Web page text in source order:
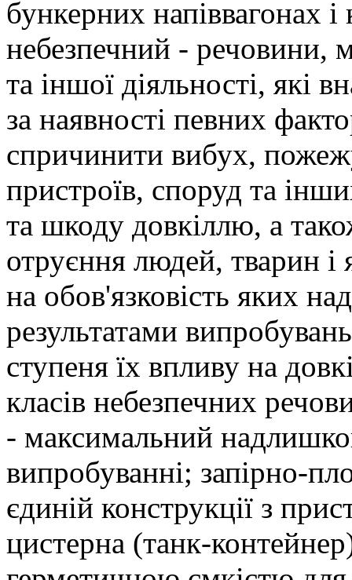
бункерних напіввагонах
небезпечний - речовини,
та іншої діяльності, які
за наявності певних
спричинити вибух,
пристроїв, споруд та
та шкоду довкіллю, а
отруєння людей, тварин і
на обов'язковість яких
результатами
ступеня їх впливу на
класів небезпечних
- максимальний
випробуванні; запірно-
єдиній конструкції з
цистерна (танк-